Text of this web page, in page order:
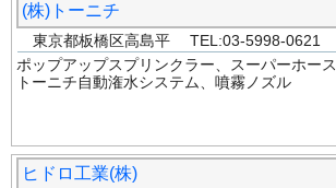
(株)トーニチ
東京都板橋区高島平 TEL:03-5998-0621
ポップアップスプリンクラー、スーパーホース
トーニチ自動潅水システム、噴霧ノズル
ヒドロ工業(株)